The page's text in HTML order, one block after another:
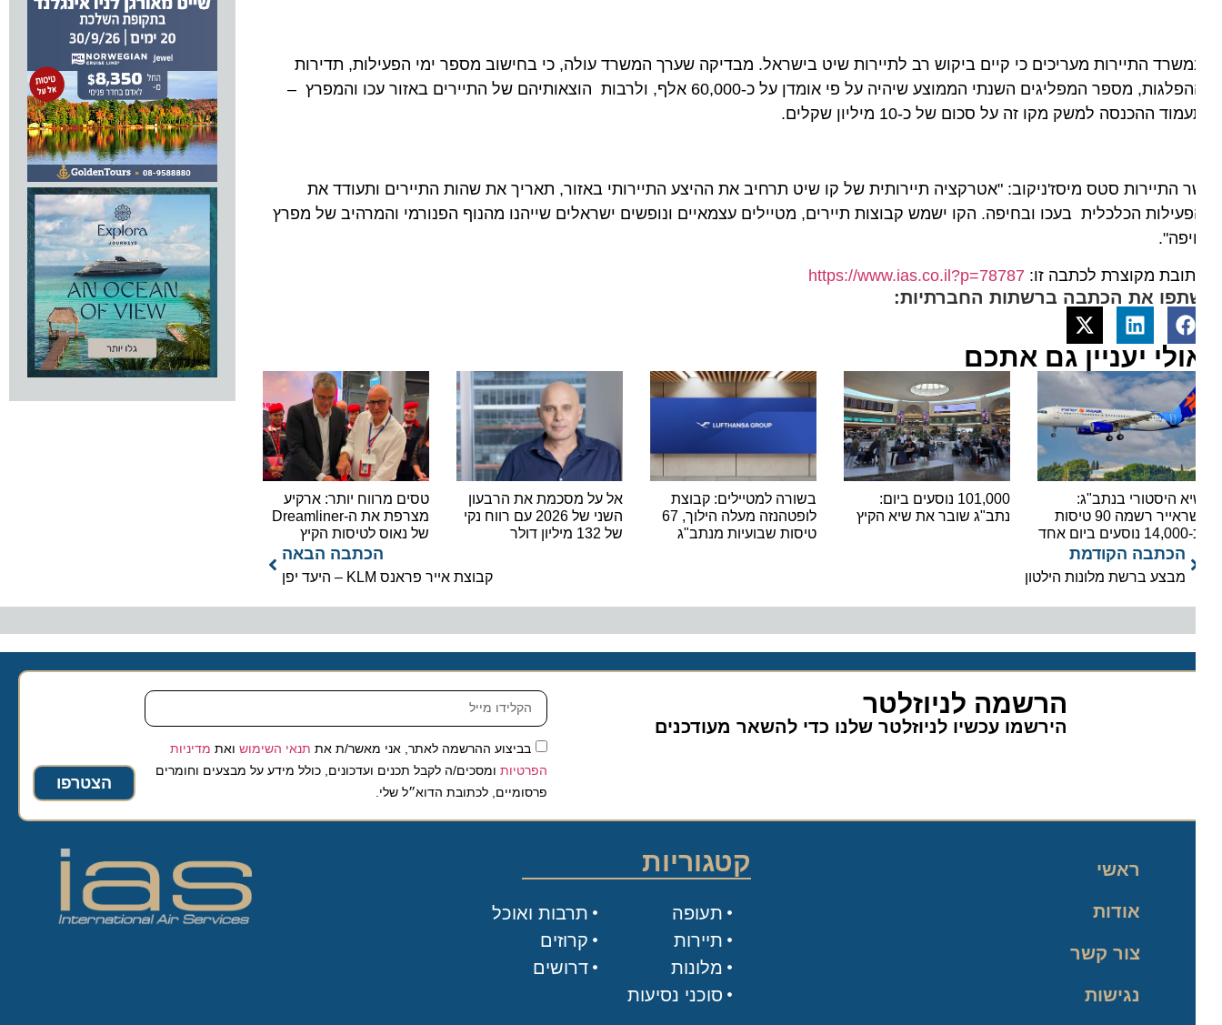
התיירות מעריכים כי קיים ביקוש רב לתיירות שיט בישראל. מבדיקה שערך המשרד עולה, כי בחישוב מספר ימי הפעילות, תדירות
ההפלגות, מספר המפליגים השנתי הממוצע שיהיה על פי אומדן על כ-60,000 אלף, ולרבות הוצאותיהם של התיירים באזור עכו והמפרץ –
ההכנסה למשק מקו זה על סכום של כ-10 מיליון שקלים.
התיירות סטס מיסז'ניקוב: "אטרקציה תיירותית של קו שיט תרחיב את ההיצע התיירותי באזור, תאריך את שהות התיירים ותעודד את
הכלכלית בעכו ובחיפה. הקו ישמש קבוצות תיירים, מטיילים עצמאיים ונופשים ישראלים שייהנו מהנוף הפנורמי והמרהיב של מפרץ
מקוצרת לכתבה זו:https://www.ias.co.il?p=78787
את הכתבה ברשתות החברתיות:
יעניין גם אתכם
היסטורי בנתב"ג:
ישראייר רשמה 90 טיסות
101,000 נוסעים ביום:
נתב"ג שובר את שיא הקיץ
בשורה למטיילים: קבוצת
לופטהנזה מעלה הילוך, 67
טיסות שבועיות מנתב"ג
אל על מסכמת את הרבעון
השני של 2026 עם רווח נקי
טסים מרווח יותר: ארקיע
מצרפת את ה-Dreamliner
של נאוס לטיסות הקיץ
הכתבה הקודמת
מבצע ברשת מלונות הילטון
הכתבה הבאה
קבוצת אייר פראנס KLM – היעד יפן
הרשמה לניוזלטר
הירשמו עכשיו לניוזלטר שלנו כדי להשאר מעודכנים
בביצוע ההרשמה לאתר, אני מאשר/ת אתתנאי השימושואת מדיניות
הפרטיותומסכים/ה לקבל תכנים ועדכונים, כולל מידע על מבצעים וחומרים
פרסומיים, לכתובת הדוא״ל שלי.
הצטרפו
ראשי
אודות
צור קשר
נגישות
קטגוריות
תעופה
תיירות
מלונות
סוכני נסיעות
תרבות ואוכל
קרוזים
דרושים